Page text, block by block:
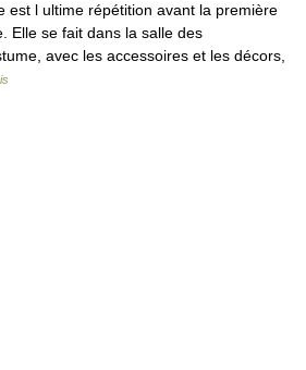
est l ultime répétition avant la première
Elle se fait dans la salle des
avec les accessoires et les décors,